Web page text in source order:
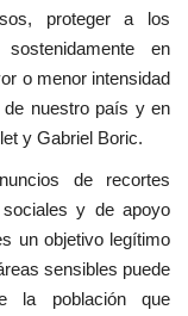
proteger a los
en
o menor intensidad
de nuestro país y en
y Gabriel Boric.
de recortes
y de apoyo
un objetivo legítimo
sensibles puede
la población que